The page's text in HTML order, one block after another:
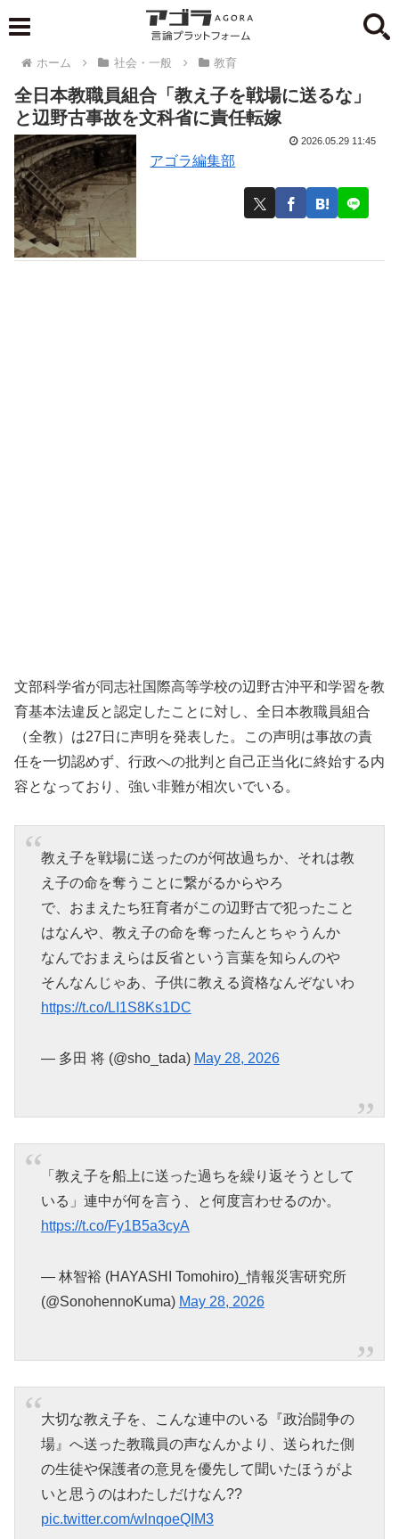
ホーム 社会・一般 教育
全日本教職員組合「教え子を戦場に送るな」
と辺野古事故を文科省に責任転嫁
アゴラ編集部
2026.05.29 11:45
文部科学省が同志社国際高等学校の辺野古沖平和学習を教
育基本法違反と認定したことに対し、全日本教職員組合
（全教）は27日に声明を発表した。この声明は事故の責
任を一切認めず、行政への批判と自己正当化に終始する内
容となっており、強い非難が相次いでいる。
教え子を戦場に送ったのが何故過ちか、それは教
え子の命を奪うことに繋がるからやろ
で、おまえたち狂育者がこの辺野古で犯ったこと
はなんや、教え子の命を奪ったんとちゃうんか
なんでおまえらは反省という言葉を知らんのや
そんなんじゃあ、子供に教える資格なんぞないわ
https://t.co/LI1S8Ks1DC
— 多田 将 (@sho_tada) May 28, 2026
「教え子を船上に送った過ちを繰り返そうとして
いる」連中が何を言う、と何度言わせるのか。
https://t.co/Fy1B5a3cyA
— 林智裕 (HAYASHI Tomohiro)_情報災害研究所
(@SonohennoKuma) May 28, 2026
大切な教え子を、こんな連中のいる『政治闘争の
場』へ送った教職員の声なんかより、送られた側
の生徒や保護者の意見を優先して聞いたほうがよ
いと思うのはわたしだけなん??
pic.twitter.com/wlnqoeQIM3